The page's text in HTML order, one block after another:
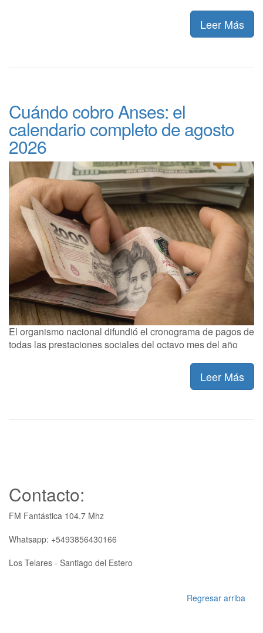
Leer Más
Cuándo cobro Anses: el
calendario completo de agosto
2026
El organismo nacional difundió el cronograma de pagos de
todas las prestaciones sociales del octavo mes del año
Leer Más
Contacto:
FM Fantástica 104.7 Mhz
Whatsapp: +5493856430166
Los Telares - Santiago del Estero
Regresar arriba